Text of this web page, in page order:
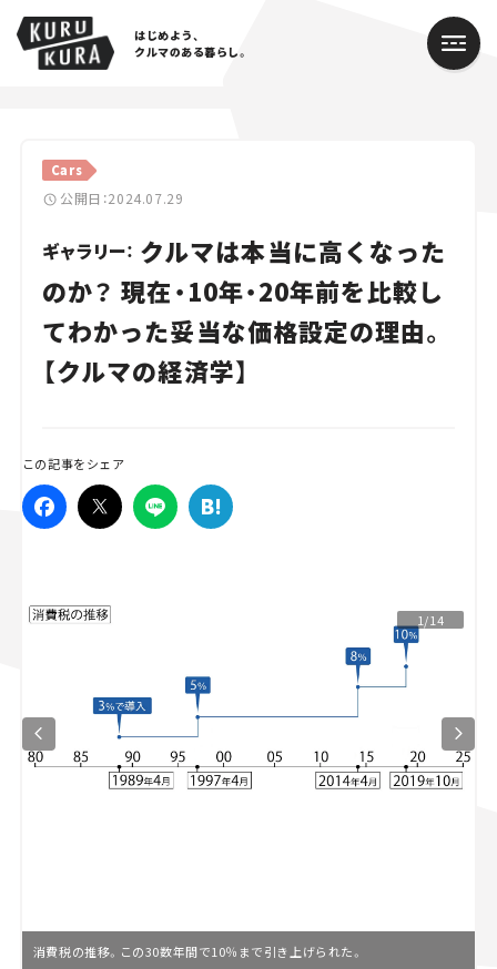
はじめよう、
クルマのある暮らし。
Cars
公開日：2024.07.29
ギャラリー： クルマは本当に高くなった
のか？ 現在・10年・20年前を比較し
てわかった妥当な価格設定の理由。
【クルマの経済学】
この記事をシェア
1/14
消費税の推移。この30数年間で10％まで引き上げられた。
Cars
Lifestyle
Traffic
Special
Campaign
人気のハッシュタグ
スズキ ジムニー｜Suzuki Jimny